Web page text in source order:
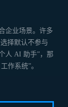
企业场景。许多
择默认不参与
人 AI 助手”，那
作系统”。